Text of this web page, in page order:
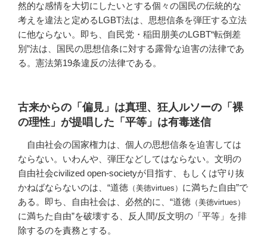
然的な感情を大切にしたいとする個々の国民の伝統的な
考えを違法と定めるLGBT法は、思想信条を弾圧する立法
に他ならない。即ち、自民党・稲田朋美のLGBT“転倒差
別”法は、国民の思想信条に対する露骨な迫害の法律であ
る。憲法第19条違反の法律である。
古来からの「偏見」は真理、狂人ルソーの「裸
の理性」が提唱した「平等」は有毒迷信
自由社会の国家権力は、個人の思想信条を迫害しては
ならない。いわんや、弾圧などしてはならない。文明の
自由社会civilized open-societyが目指す、もしくは守り抜
かねばならないのは、“道徳 （美徳virtues） に満ちた自由”で
ある。即ち、自由社会は、必然的に、“道徳 （美徳virtues）
に満ちた自由”を破壊する、反人間/反文明の「平等」を排
除するのを責務とする。